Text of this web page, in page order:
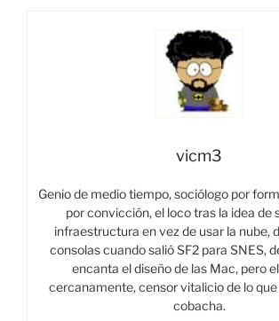
vicm3
Genio de medio tiempo, sociólogo por
por convicción, el loco tras la idea de
infraestructura en vez de usar la nube,
consolas cuando salió SF2 para SNES,
encanta el diseño de las Mac, pero
cercanamente, censor vitalicio de lo que
cobacha.